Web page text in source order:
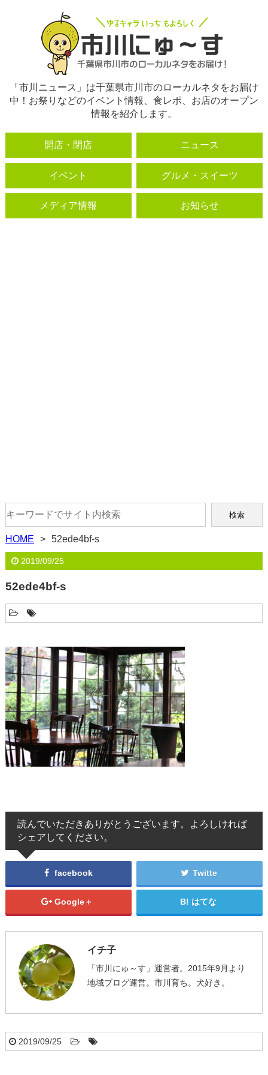
「市川ニュース」は千葉県市川市のローカルネタをお届け
中！お祭りなどのイベント情報、食レポ、お店のオープン
情報を紹介します。
開店・閉店 ニュース
イベント グルメ・スイーツ
メディア情報 お知らせ
HOME 52ede4bf-s
2019/09/25
52ede4bf-s
読んでいただきありがとうございます。よろしければ
シェアしてください。
facebook Twitte
Google＋ はてな
イチ子
「市川にゅ～す」運営者。2015年9月より
地域ブログ運営。市川育ち。犬好き。
2019/09/25